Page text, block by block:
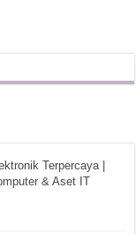
Terpercaya |
& Aset IT